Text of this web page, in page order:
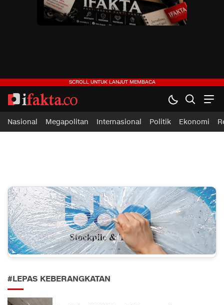
ifakta.co
#pastibenar
Nasional Megapolitan Internasional Politik Ekonomi
#LEPAS KEBERANGKATAN